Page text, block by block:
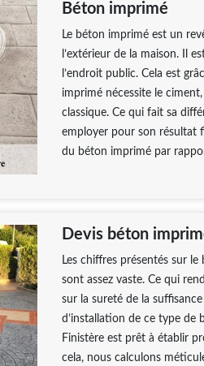
Béton imprimé
Le béton imprimé est un
l’extérieur de la maison. Il
l’endroit public. Cela est
imprimé nécessite le
classique. Ce qui fait sa
employer pour son résultat
du béton imprimé par
Devis béton
Les chiffres présentés sur
sont assez vaste. Ce qui
sur la sureté de la
d’installation de ce type de
Finistère est prêt à établir
cela, nous calculons